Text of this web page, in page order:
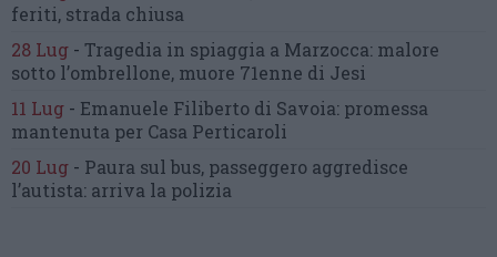
feriti, strada chiusa
28 Lug - Tragedia in spiaggia a Marzocca: malore
sotto l’ombrellone, muore 71enne di Jesi
11 Lug - Emanuele Filiberto di Savoia: promessa
mantenuta per Casa Perticaroli
20 Lug - Paura sul bus, passeggero aggredisce
l’autista: arriva la polizia